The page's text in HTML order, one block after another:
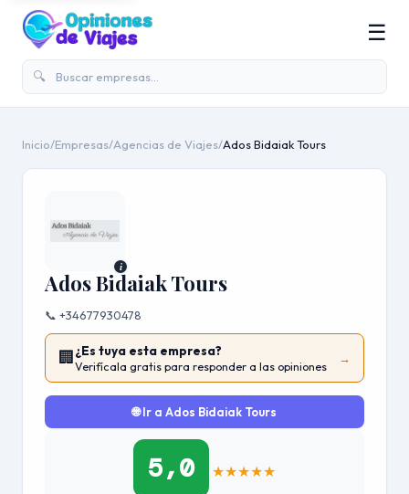
🔍
☰
Inicio/Empresas/Agencias de Viajes/Ados Bidaiak Tours
i
Ados Bidaiak Tours
📞 +34677930478
🏢¿Es tuya esta empresa?
Verifícala gratis para responder a las opiniones
→
🌐 Ir a Ados Bidaiak Tours
5,0 ★★★★★